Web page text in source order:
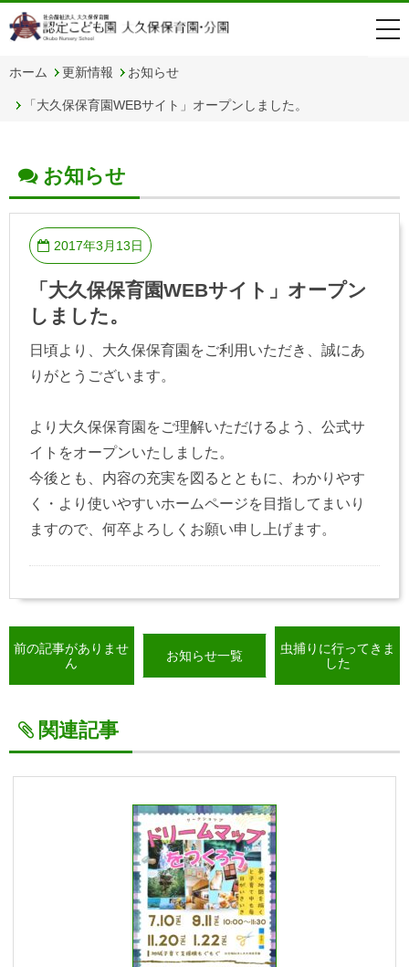
ホーム 更新情報 お知らせ
「大久保保育園WEBサイト」オープンしました。
お知らせ
2017年3月13日
「大久保保育園WEBサイト」オープン
しました。
日頃より、大久保保育園をご利用いただき、誠にあ
りがとうございます。
より大久保保育園をご理解いただけるよう、公式サ
イトをオープンいたしました。
今後とも、内容の充実を図るとともに、わかりやす
く・より使いやすいホームページを目指してまいり
ますので、何卒よろしくお願い申し上げます。
前の記事がありませ
ん
お知らせ一覧
虫捕りに行ってきま
した
関連記事